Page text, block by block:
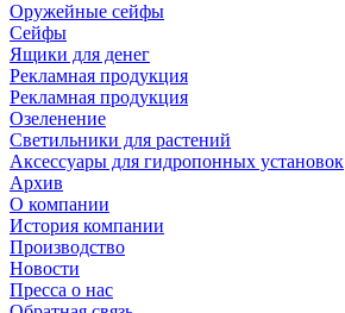
Оружейные сейфы
Сейфы
Ящики для денег
Рекламная продукция
Рекламная продукция
Озеленение
Светильники для растений
Аксессуары для гидропонных установок
Архив
О компании
История компании
Производство
Новости
Пресса о нас